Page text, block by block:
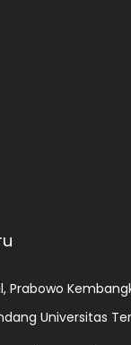
Prabowo
Universitas